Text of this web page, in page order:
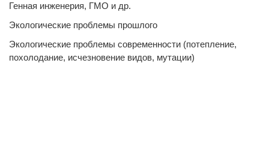
Генная инженерия, ГМО и др.
Экологические проблемы прошлого
Экологические проблемы современности (потепление,
похолодание, исчезновение видов, мутации)